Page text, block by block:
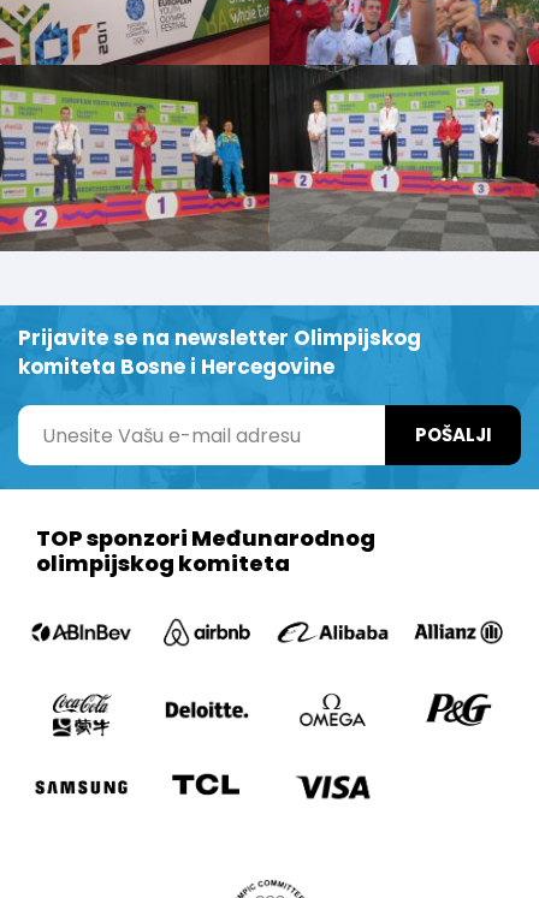
Prijavite se na newsletter Olimpijskog
komiteta Bosne i Hercegovine
POŠALJI
TOP sponzori Međunarodnog
olimpijskog komiteta